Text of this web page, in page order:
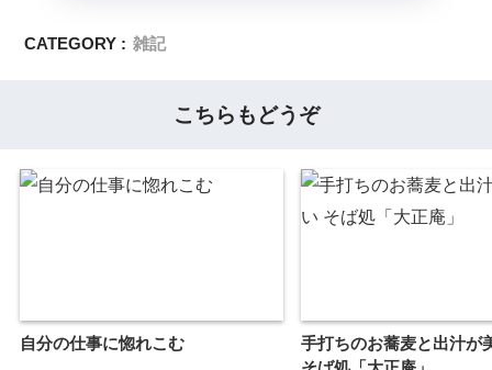
CATEGORY : 雑記
こちらもどうぞ
自分の仕事に惚れこむ
手打ちのお蕎麦と出汁が